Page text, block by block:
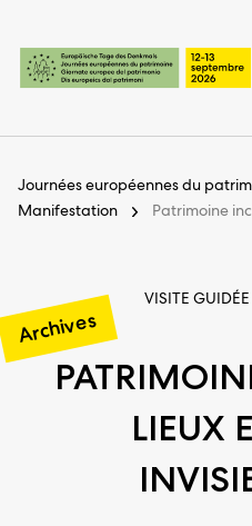
Pages
Page d’accueil
Contenu
Plan du site
Journées européennes du
Manifestation
Patrimoine
VISITE
Archives
LIEUX